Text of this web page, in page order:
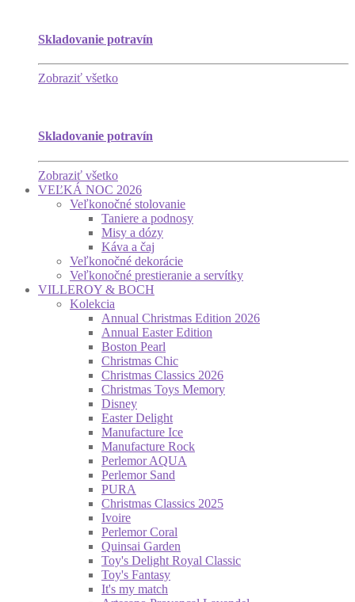
Skladovanie potravín
Zobraziť všetko
Skladovanie potravín
Zobraziť všetko
VEĽKÁ NOC 2026
Veľkonočné stolovanie
Taniere a podnosy
Misy a dózy
Káva a čaj
Veľkonočné dekorácie
Veľkonočné prestieranie a servítky
VILLEROY & BOCH
Kolekcia
Annual Christmas Edition 2026
Annual Easter Edition
Boston Pearl
Christmas Chic
Christmas Classics 2026
Christmas Toys Memory
Disney
Easter Delight
Manufacture Ice
Manufacture Rock
Perlemor AQUA
Perlemor Sand
PURA
Christmas Classics 2025
Ivoire
Perlemor Coral
Quinsai Garden
Toy's Delight Royal Classic
Toy's Fantasy
It's my match